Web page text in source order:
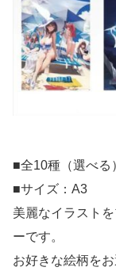
■全10種（選べる
■サイズ：A3
美麗なイラスト
ーです。
お好きな絵柄を